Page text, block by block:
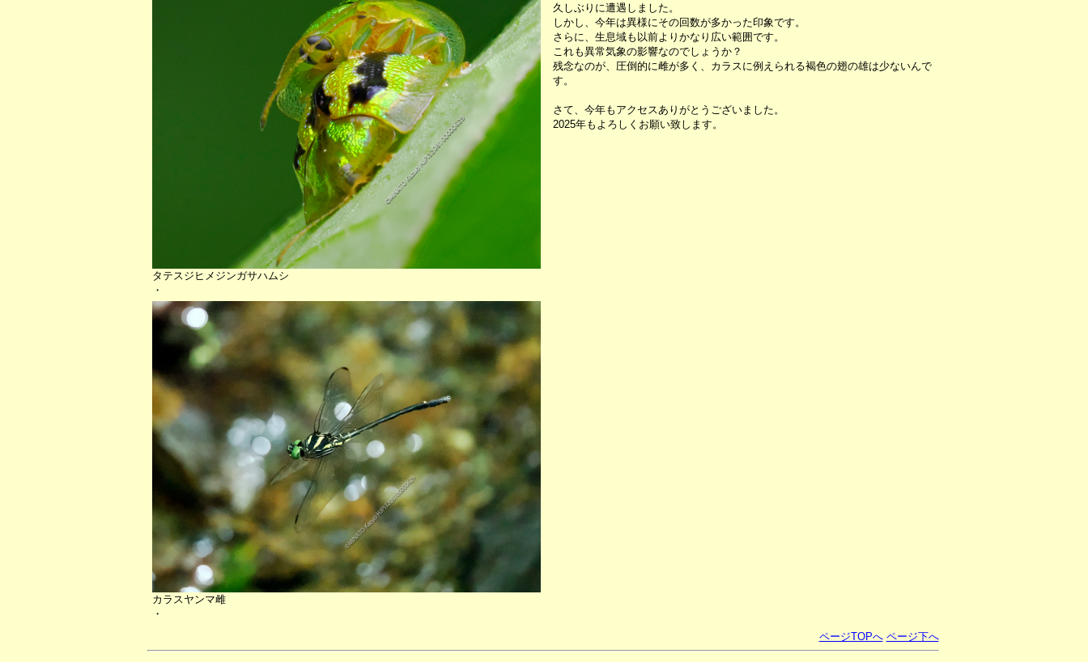
タテスジヒメジンガサハムシ
・
カラスヤンマ雌
・
久しぶりに遭遇しました。
しかし、今年は異様にその回数が多かった印象です。
さらに、生息域も以前よりかなり広い範囲です。
これも異常気象の影響なのでしょうか？
残念なのが、圧倒的に雌が多く、カラスに例えられる褐色の翅の雄は少ないんで
す。
さて、今年もアクセスありがとうございました。
2025年もよろしくお願い致します。
ページTOPへ ページ下へ